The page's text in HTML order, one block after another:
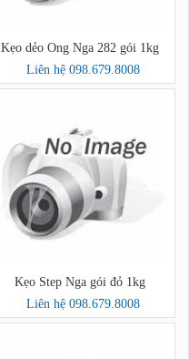
Kẹo dẻo Ong Nga 282 gói 1kg
Liên hệ 098.679.8008
Kẹo Step Nga gói đỏ 1kg
Liên hệ 098.679.8008